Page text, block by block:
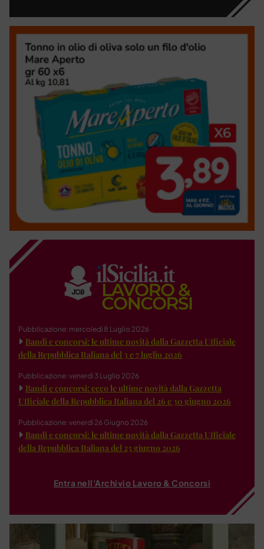
Pubblicazione: mercoledì 8 Luglio 2026
Bandi e concorsi: le ultime novità dalla Gazzetta Ufficiale
della Repubblica Italiana del 3 e 7 luglio 2026
Pubblicazione: venerdì 3 Luglio 2026
Bandi e concorsi: ecco le ultime novità dalla Gazzetta
Ufficiale della Repubblica Italiana del 26 e 30 giugno 2026
Pubblicazione: venerdì 26 Giugno 2026
Bandi e concorsi: le ultime novità dalla Gazzetta Ufficiale
della Repubblica Italiana del 23 giugno 2026
Entra nell'Archivio Lavoro & Concorsi